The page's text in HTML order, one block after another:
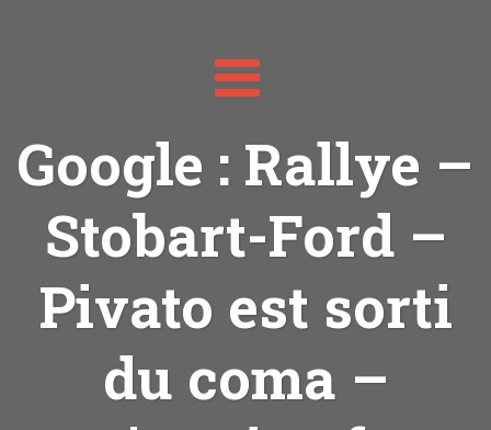
Toggle
navigation
Google : Rallye –
Stobart-Ford –
Pivato est sorti
du coma –